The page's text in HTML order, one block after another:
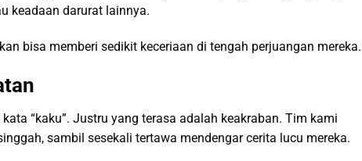
keadaan darurat lainnya.
bisa memberi sedikit keceriaan di tengah perjuangan mereka.
“kaku”. Justru yang terasa adalah keakraban. Tim kami
sambil sesekali tertawa mendengar cerita lucu mereka.